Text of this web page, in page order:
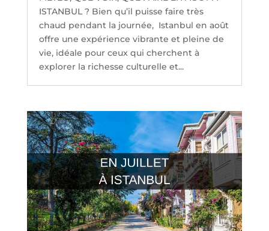
ISTANBUL ? Bien qu’il puisse faire très
chaud pendant la journée, Istanbul en août
offre une expérience vibrante et pleine de
vie, idéale pour ceux qui cherchent à
explorer la richesse culturelle et...